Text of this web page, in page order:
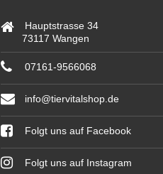
Hauptstrasse 34
73117 Wangen
07161-9566068
info@tiervitalshop.de
Folgt uns auf Facebook
Folgt uns auf Instagram